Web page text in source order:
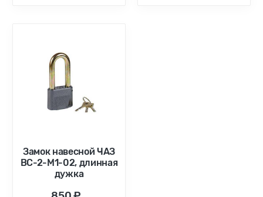
Замок навесной ЧАЗ
ВС-2-М1-02, длинная
дужка